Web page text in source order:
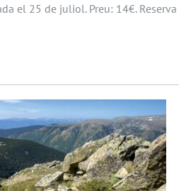
el 25 de juliol. Preu: 14€. Reserva